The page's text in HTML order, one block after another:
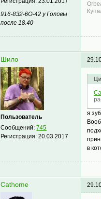
916-8З2-6О-42 у Головы
после 18.40
Шило
Пользователь
Сообщений:745
Регистрация:20.03.2017
я
в
Cathome